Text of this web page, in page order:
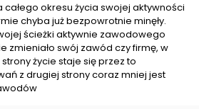
okresu życia swojej aktywności
chyba już bezpowrotnie minęły.
ścieżki aktywnie zawodowego
zmieniało swój zawód czy firmę, w
życie staje się przez to
z drugiej strony coraz mniej jest